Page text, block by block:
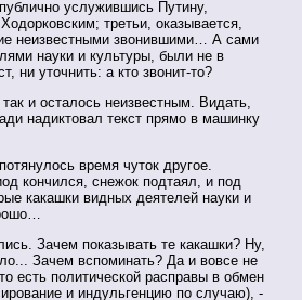
услужившись Путину,
третьи, оказывается,
неизвестными звонившими… А сами
науки и культуры, были не в
ни уточнить: а кто звонит-то?
и осталось неизвестным. Видать,
надиктовал текст прямо в машинку
время чуток другое.
кончился, снежок подтаял, и под
какашки видных деятелей науки и
Зачем показывать те какашки? Ну,
Зачем вспоминать? Да и вовсе не
есть политической расправы в обмен
и индульгенцию по случаю), -